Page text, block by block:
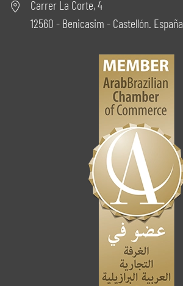
Carrer La Corte, 4
12560 - Benicasim - Castellón. España